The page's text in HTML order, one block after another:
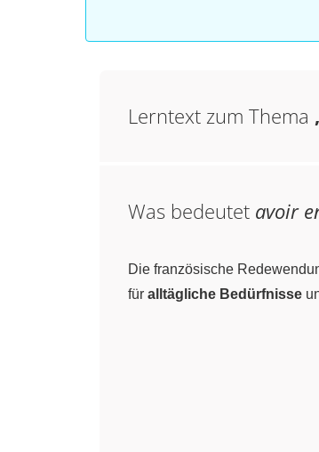
Lerntext zum Thema
Was bedeutet avoir
Die französische
für alltägliche Bedürfnisse